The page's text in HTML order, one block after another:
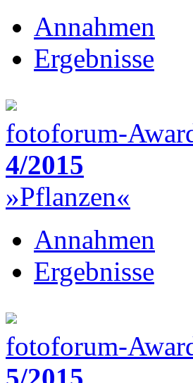
Annahmen
Ergebnisse
fotoforum-
4/2015
»Pflanzen«
Annahmen
Ergebnisse
fotoforum-